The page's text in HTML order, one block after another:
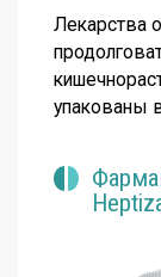
Лекарства
упакованы